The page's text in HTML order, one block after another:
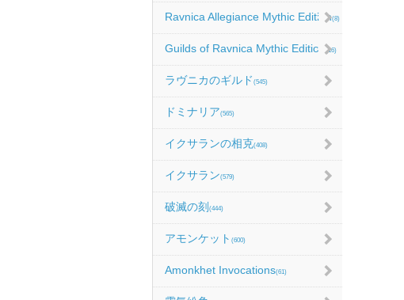
Ravnica Allegiance Mythic Edition(8)
Guilds of Ravnica Mythic Edition(16)
ラヴニカのギルド (545)
ドミナリア(565)
イクサランの相克(408)
イクサラン(579)
破滅の刻 (444)
アモンケット (600)
Amonkhet Invocations(61)